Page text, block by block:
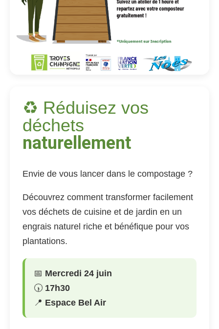
♻️ Réduisez vos
déchets
naturellement
Envie de vous lancer dans le compostage ?
Découvrez comment transformer facilement
vos déchets de cuisine et de jardin en un
engrais naturel riche et bénéfique pour vos
plantations.
📅 Mercredi 24 juin
🕠 17h30
📍 Espace Bel Air